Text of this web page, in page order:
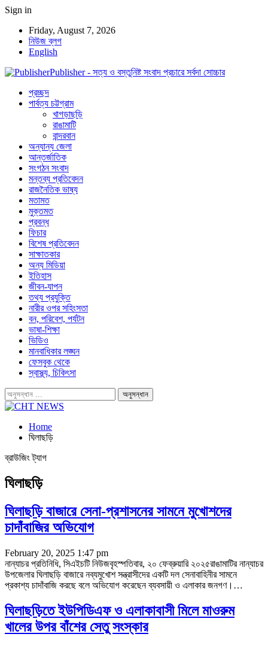
Sign in
Friday, August 7, 2026
নিউজ ব্লগ
English
Publisher - সত্য ও বস্তুনিষ্ট সংবাদ প্রচারে সর্বদা সোচ্চার
প্রচ্ছদ
পার্বত্য চট্টগ্রাম
খাগড়াছড়ি
রাঙামাটি
বান্দরবান
অন্যান্য জেলা
আন্তর্জাতিক
সংগঠন সংবাদ
মন্তব্য প্রতিবেদন
রাজনৈতিক ভাষ্য
মতামত
মুক্তমত
প্রবন্ধ
ফিচার
বিশেষ প্রতিবেদন
সাক্ষাতকার
অন্য মিডিয়া
ইতিহাস
জীবন-যাপন
তথ্য প্রযুক্তি
নারীর ওপর সহিংসতা
বন, পরিবেশ, পর্যটন
ভাষা-শিক্ষা
ভিডিও
মানবাধিকার লঙ্ঘন
ফেসবুক থেকে
স্বাস্থ্য, চিকিৎসা
Home
ঘিলাছড়ি
ব্রাউজিং ট্যাগ
ঘিলাছড়ি
ঘিলাছড়ি বাজারে সেনা-প্রশাসনের সামনে মুখোশদের
চাদাঁবাজির অভিযোগ
February 20, 2025 1:47 pm
নান্যাচর প্রতিনিধি, সিএইচটি নিউজবৃহস্পতিবার, ২০ ফেব্রুয়ারি ২০২৫রাঙামাটির নান্যাচর
উপজেলার ঘিলাছড়ি বাজারে নব্যমুখোশ সন্ত্রাসীদের একটি দল সেনাবাহিনীর সামনে
প্রকাশ্য চাদাঁবাজি করছে বলে অভিযোগ করেছেন ব্যবসায়ী ও এলাকার জনগণ। …
ঘিলাছড়িতে ইউপিডিএফ ও এলাকাবাসী মিলে মাওরুম
খালের উপর বাঁশের সেতু সংস্কার